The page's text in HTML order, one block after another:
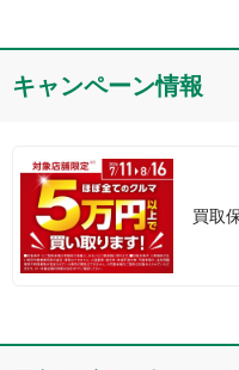
キャンペーン情報
買取